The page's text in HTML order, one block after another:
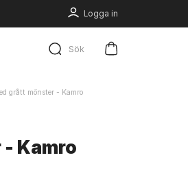
Logga in
Sök
grått mönster - Kamro
Kamro